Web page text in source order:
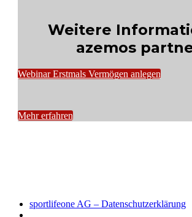
Weitere
azemos
Webinar Erstmals Vermögen anlegen
Mehr erfahren
sportlifeone AG – Datenschutzerklärung